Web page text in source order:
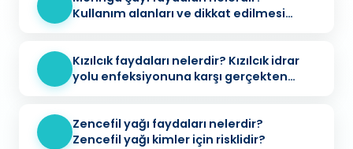
Kullanım alanları ve dikkat edilmesi
Kızılcık faydaları nelerdir? Kızılcık idrar
yolu enfeksiyonuna karşı gerçekten
Zencefil yağı faydaları nelerdir?
Zencefil yağı kimler için risklidir?